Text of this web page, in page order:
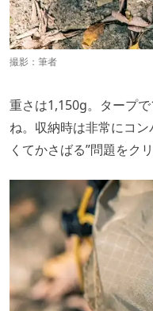
撮影：筆者
重さは1,150g。タープ
ね。収納時は非常にコ
くてかさばる”問題をク